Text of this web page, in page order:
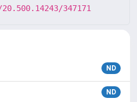
347171
ND
ND